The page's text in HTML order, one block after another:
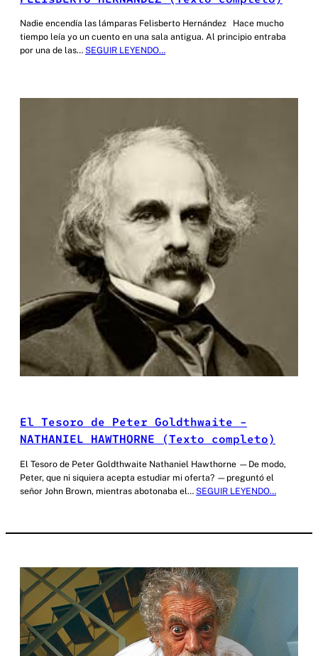
Nadie encendía las lámparas Felisberto Hernández Hace mucho
tiempo leía yo un cuento en una sala antigua. Al principio entraba
por una de las… SEGUIR LEYENDO…
El Tesoro de Peter Goldthwaite –
NATHANIEL HAWTHORNE (Texto completo)
El Tesoro de Peter Goldthwaite Nathaniel Hawthorne —De modo,
Peter, que ni siquiera acepta estudiar mi oferta? —preguntó el
señor John Brown, mientras abotonaba el… SEGUIR LEYENDO…